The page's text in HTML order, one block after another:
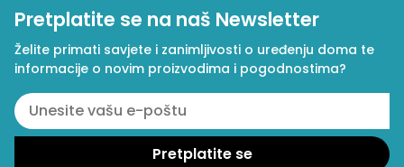
Pretplatite se na naš Newsletter
Želite primati savjete i zanimljivosti o uređenju doma te
informacije o novim proizvodima i pogodnostima?